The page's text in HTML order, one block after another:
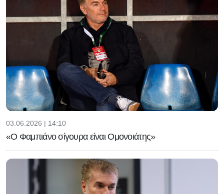
03.06.2026 | 14:10
«Ο Φαμπιάνο σίγουρα είναι Ομονοιάτης»